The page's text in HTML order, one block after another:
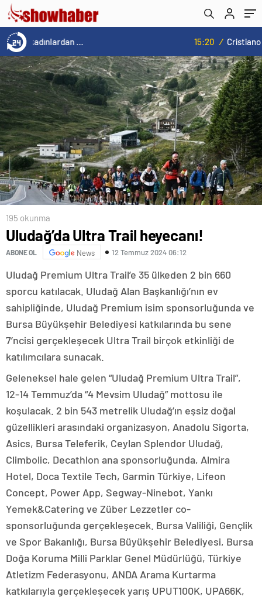
15:20 / Cristiano Ronaldo’nun akıllara zarar tüm kariyerinin istatistiğini çıkardık !
195 okunma
Uludağ’da Ultra Trail heyecanı!
ABONE OL News 12 Temmuz 2024 06:12
Uludağ Premium Ultra Trail’e 35 ülkeden 2 bin 660
sporcu katılacak. Uludağ Alan Başkanlığı’nın ev
sahipliğinde, Uludağ Premium isim sponsorluğunda ve
Bursa Büyükşehir Belediyesi katkılarında bu sene
7’ncisi gerçekleşecek Ultra Trail birçok etkinliği de
katılımcılara sunacak.
Geleneksel hale gelen “Uludağ Premium Ultra Trail”,
12-14 Temmuz’da “4 Mevsim Uludağ” mottosu ile
koşulacak. 2 bin 543 metrelik Uludağ’ın eşsiz doğal
güzellikleri arasındaki organizasyon, Anadolu Sigorta,
Asics, Bursa Teleferik, Ceylan Splendor Uludağ,
Climbolic, Decathlon ana sponsorluğunda, Almira
Hotel, Doca Textile Tech, Garmin Türkiye, Lifeon
Concept, Power App, Segway-Ninebot, Yankı
Yemek&Catering ve Züber Lezzetler co-
sponsorluğunda gerçekleşecek. Bursa Valiliği, Gençlik
ve Spor Bakanlığı, Bursa Büyükşehir Belediyesi, Bursa
Doğa Koruma Milli Parklar Genel Müdürlüğü, Türkiye
Atletizm Federasyonu, ANDA Arama Kurtarma
katkılarıyla gerçekleşecek yarış UPUT100K, UPA66K,